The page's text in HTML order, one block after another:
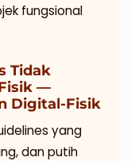
fungsional
Tidak
—
Digital-Fisik
yang
dan putih